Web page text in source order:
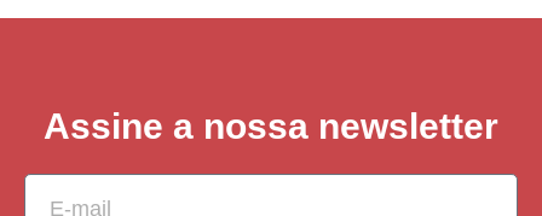
Assine a nossa newsletter